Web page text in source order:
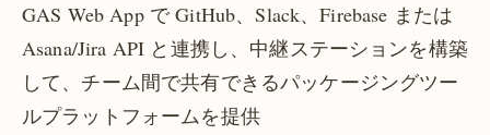
GAS Web App で GitHub、Slack、Firebase または
Asana/Jira API と連携し、中継ステーションを構築
して、チーム間で共有できるパッケージングツー
ルプラットフォームを提供